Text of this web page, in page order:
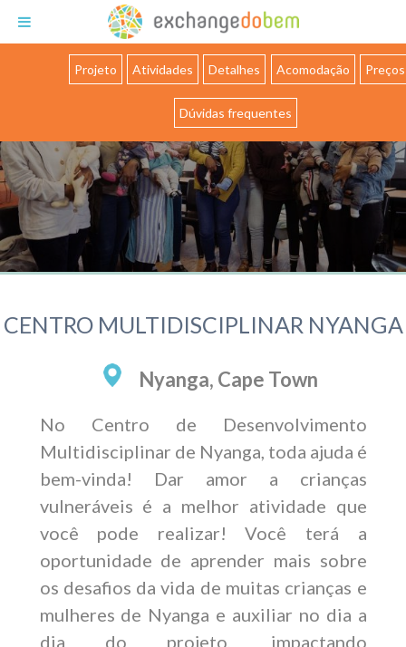
Projeto Atividades Detalhes Acomodação Preços
Dúvidas frequentes
CENTRO MULTIDISCIPLINAR NYANGA
Nyanga, Cape Town
No Centro de Desenvolvimento
Multidisciplinar de Nyanga, toda ajuda é
bem-vinda! Dar amor a crianças
vulneráveis é a melhor atividade que
você pode realizar! Você terá a
oportunidade de aprender mais sobre
os desafios da vida de muitas crianças e
mulheres de Nyanga e auxiliar no dia a
dia do projeto, impactando
Exchange do Bem